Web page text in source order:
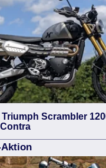
Scrambler
Aktion